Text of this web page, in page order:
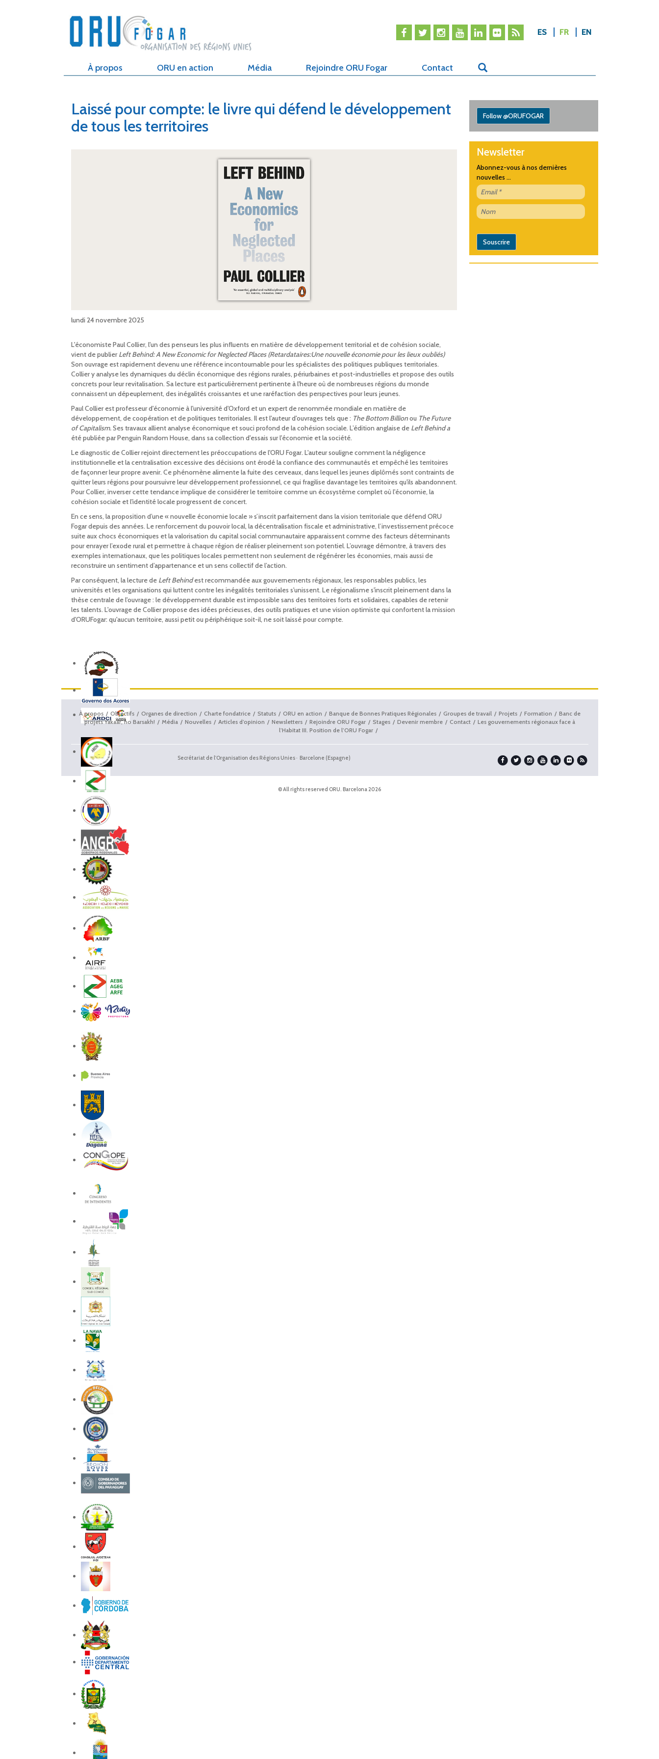
ES FR EN
À propos ORU en action Média Rejoindre ORU Fogar Contact
Laissé pour compte: le livre qui défend le développement
de tous les territoires
lundi 24 novembre 2025
L'économiste Paul Collier, l'un des penseurs les plus influents en matière de développement territorial et de cohésion sociale,
vient de publierLeft Behind: A New Economic for Neglected Places (Retardataires:Une nouvelle économie pour les lieux oubliés)
Son ouvrage est rapidement devenu une référence incontournable pour les spécialistes des politiques publiques territoriales.
Collier y analyse les dynamiques du déclin économique des régions rurales, périurbaines et post-industrielles et propose des outils
concrets pour leur revitalisation. Sa lecture est particulièrement pertinente à l'heure où de nombreuses régions du monde
connaissent un dépeuplement, des inégalités croissantes et une raréfaction des perspectives pour leurs jeunes.
Paul Collier est professeur d'économie à l'université d'Oxford et un expert de renommée mondiale en matière de
développement, de coopération et de politiques territoriales. Il est l'auteur d'ouvrages tels que : The Bottom Billionou The Future
of Capitalism.Ses travaux allient analyse économique et souci profond de la cohésion sociale. L’édition anglaise deLeft Behind a
été publiée par Penguin Random House, dans sa collection d'essais sur l'économie et la société.
Le diagnostic de Collier rejoint directement les préoccupations de l'ORU Fogar. L'auteur souligne comment la négligence
institutionnelle et la centralisation excessive des décisions ont érodé la confiance des communautés et empêché les territoires
de façonner leur propre avenir. Ce phénomène alimente la fuite des cerveaux, dans lequel les jeunes diplômés sont contraints de
quitter leurs régions pour poursuivre leur développement professionnel, ce qui fragilise davantage les territoires qu'ils abandonnent.
Pour Collier, inverser cette tendance implique de considérer le territoire comme un écosystème complet où l'économie, la
cohésion sociale et l'identité locale progressent de concert.
En ce sens, la proposition d’une « nouvelle économie locale » s’inscrit parfaitement dans la vision territoriale que défend ORU
Fogar depuis des années. Le renforcement du pouvoir local, la décentralisation fiscale et administrative, l’investissement précoce
suite aux chocs économiques et la valorisation du capital social communautaire apparaissent comme des facteurs déterminants
pour enrayer l’exode rural et permettre à chaque région de réaliser pleinement son potentiel. L’ouvrage démontre, à travers des
exemples internationaux, que les politiques locales permettent non seulement de régénérer les économies, mais aussi de
reconstruire un sentiment d’appartenance et un sens collectif de l’action.
Par conséquent, la lecture de Left Behindest recommandée aux gouvernements régionaux, les responsables publics, les
universités et les organisations qui luttent contre les inégalités territoriales s'unissent. Le régionalisme s'inscrit pleinement dans la
thèse centrale de l'ouvrage : le développement durable est impossible sans des territoires forts et solidaires, capables de retenir
les talents. L'ouvrage de Collier propose des idées précieuses, des outils pratiques et une vision optimiste qui confortent la mission
d'ORUFogar: qu'aucun territoire, aussi petit ou périphérique soit-il, ne soit laissé pour compte.
Follow @ORUFOGAR
Newsletter
Abonnez-vous à nos dernières
nouvelles ...
À propos Objectifs Organes de direction Charte fondatrice Statuts ORU en action Banque de Bonnes Pratiques Régionales Groupes de travail Projets Formation
Banc de
projets Yakaar, no Barsakh!
Média Nouvelles Articles d’opinion Newsletters Rejoindre ORU Fogar Stages Devenir membre Contact
Les gouvernements régionaux face à
l’Habitat III. Position de l’ORU Fogar
Secrétariat de l'Organisation des Régions Unies · Barcelone (Espagne)
© All rights reserved ORU. Barcelona 2026